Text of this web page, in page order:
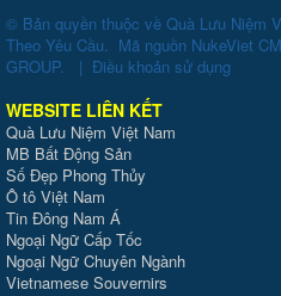
© Bản quyền thuộc về Quà Lưu Niệm
Theo Yêu Cầu. Mã nguồn NukeViet
GROUP. | Điều khoản sử dụng
WEBSITE LIÊN KẾT
Quà Lưu Niệm Việt Nam
MB Bất Động Sản
Số Đẹp Phong Thủy
Ô tô Việt Nam
Tin Đông Nam Á
Ngoại Ngữ Cấp Tốc
Ngoại Ngữ Chuyên Ngành
Vietnamese Souvernirs